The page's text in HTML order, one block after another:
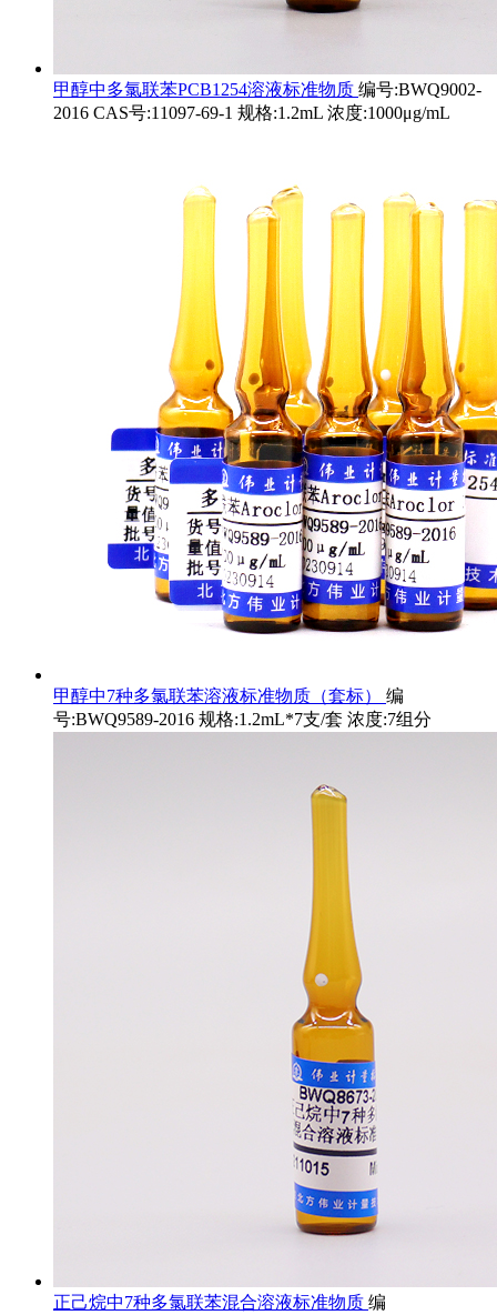
甲醇中多氯联苯PCB1254溶液标准物质 编号:BWQ9002-
2016 CAS号:11097-69-1 规格:1.2mL 浓度:1000μg/mL
甲醇中7种多氯联苯溶液标准物质（套标） 编
号:BWQ9589-2016 规格:1.2mL*7支/套 浓度:7组分
正己烷中7种多氯联苯混合溶液标准物质 编